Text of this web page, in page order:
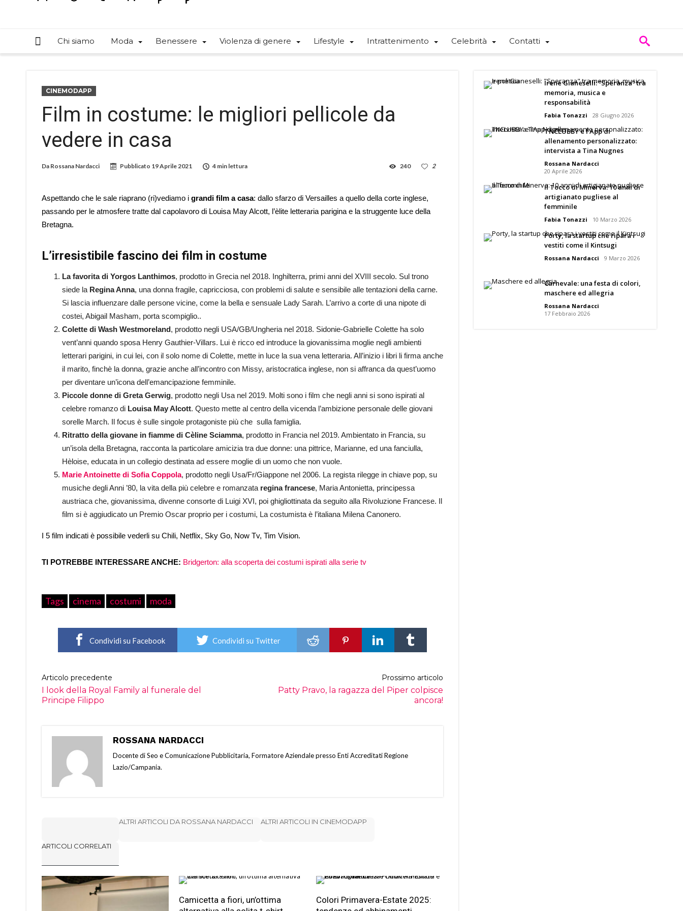
Chi siamo Moda Benessere Violenza di genere Lifestyle Intrattenimento Celebrità Contatti
CINEMODAPP
Film in costume: le migliori pellicole da
vedere in casa
Da Rossana Nardacci Pubblicato 19 Aprile 2021 4 min lettura 2
240
Aspettando che le sale riaprano (ri)vediamo i grandi film a casa: dallo sfarzo di Versailles a quello della corte inglese,
passando per le atmosfere tratte dal capolavoro di Louisa May Alcott, l’èlite letteraria parigina e la struggente luce della
Bretagna.
L’irresistibile fascino dei film in costume
La favorita di Yorgos Lanthimos, prodotto in Grecia nel 2018. Inghilterra, primi anni del XVIII secolo. Sul trono
siede la Regina Anna, una donna fragile, capricciosa, con problemi di salute e sensibile alle tentazioni della carne.
Si lascia influenzare dalle persone vicine, come la bella e sensuale Lady Sarah. L’arrivo a corte di una nipote di
costei, Abigail Masham, porta scompiglio..
Colette di Wash Westmoreland, prodotto negli USA/GB/Ungheria nel 2018. Sidonie-Gabrielle Colette ha solo
vent’anni quando sposa Henry Gauthier-Villars. Lui è ricco ed introduce la giovanissima moglie negli ambienti
letterari parigini, in cui lei, con il solo nome di Colette, mette in luce la sua vena letteraria. All’inizio i libri li firma anche
il marito, finchè la donna, grazie anche all’incontro con Missy, aristocratica inglese, non si affranca da quest’uomo
per diventare un’icona dell’emancipazione femminile.
Piccole donne di Greta Gerwig, prodotto negli Usa nel 2019. Molti sono i film che negli anni si sono ispirati al
celebre romanzo di Louisa May Alcott. Questo mette al centro della vicenda l’ambizione personale delle giovani
sorelle March. Il focus è sulle singole protagoniste più che sulla famiglia.
Ritratto della giovane in fiamme di Cèline Sciamma, prodotto in Francia nel 2019. Ambientato in Francia, su
un’isola della Bretagna, racconta la particolare amicizia tra due donne: una pittrice, Marianne, ed una fanciulla,
Hèloise, educata in un collegio destinata ad essere moglie di un uomo che non vuole.
Marie Antoinette di Sofia Coppola, prodotto negli Usa/Fr/Giappone nel 2006. La regista rilegge in chiave pop, su
musiche degli Anni ’80, la vita della più celebre e romanzata regina francese, Maria Antonietta, principessa
austriaca che, giovanissima, divenne consorte di Luigi XVI, poi ghigliottinata da seguito alla Rivoluzione Francese. Il
film si è aggiudicato un Premio Oscar proprio per i costumi, La costumista è l’italiana Milena Canonero.
I 5 film indicati è possibile vederli su Chili, Netflix, Sky Go, Now Tv, Tim Vision.
TI POTREBBE INTERESSARE ANCHE: Bridgerton: alla scoperta dei costumi ispirati alla serie tv
Tags cinema costumi moda
Condividi su Facebook Condividi su Twitter
Articolo precedente
I look della Royal Family al funerale del
Principe Filippo
Prossimo articolo
Patty Pravo, la ragazza del Piper colpisce
ancora!
ROSSANA NARDACCI
Docente di Seo e Comunicazione Pubblicitaria, Formatore Aziendale presso Enti Accreditati Regione
Lazio/Campania.
ARTICOLI CORRELATI
ALTRI ARTICOLI DA ROSSANA NARDACCI ALTRI ARTICOLI IN CINEMODAPP
Camicetta a fiori, un’ottima
Colori Primavera-Estate 2025:
Irene Gianeselli: “Speranza” tra
memoria, musica e
responsabilità
Fabia Tonazzi 28 Giugno 2026
TNCLUBBY e l’App di
allenamento personalizzato:
intervista a Tina Nugnes
Rossana Nardacci
20 Aprile 2026
Il Tocco di Minerva: 10 anni di
artigianato pugliese al
femminile
Fabia Tonazzi 10 Marzo 2026
Porty, la startup che ripara i
vestiti come il Kintsugi
Rossana Nardacci 9 Marzo 2026
Carnevale: una festa di colori,
maschere ed allegria
Rossana Nardacci
17 Febbraio 2026